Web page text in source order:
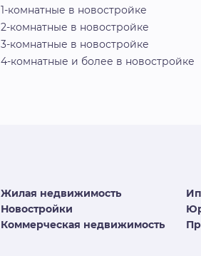
1-комнатные в новостройке
2-комнатные в новостройке
3-комнатные в новостройке
4-комнатные и более в новостройке
Жилая недвижимость
Новостройки
Коммерческая недвижимость